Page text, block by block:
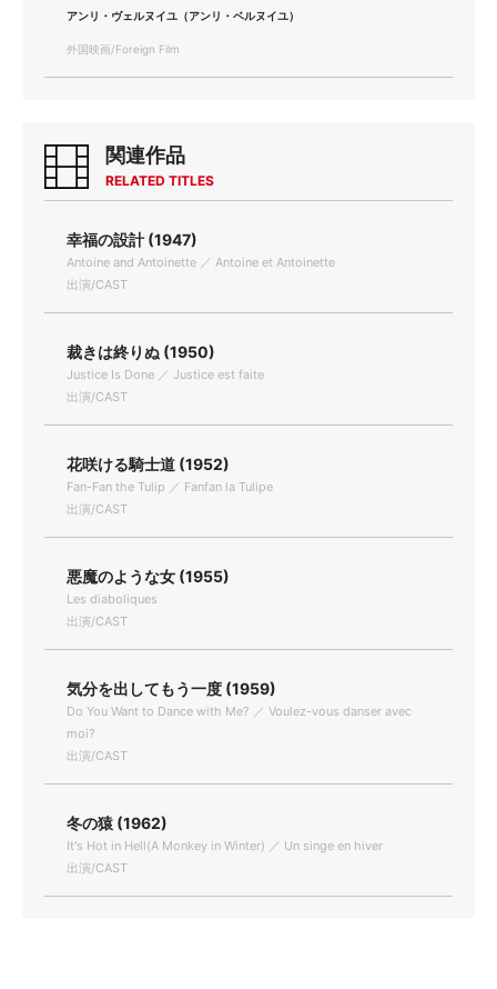
アンリ・ヴェルヌイユ（アンリ・ベルヌイユ）
外国映画/Foreign Film
関連作品
RELATED TITLES
幸福の設計 (1947)
Antoine and Antoinette ／ Antoine et Antoinette
出演/CAST
裁きは終りぬ (1950)
Justice Is Done ／ Justice est faite
出演/CAST
花咲ける騎士道 (1952)
Fan-Fan the Tulip ／ Fanfan la Tulipe
出演/CAST
悪魔のような女 (1955)
Les diaboliques
出演/CAST
気分を出してもう一度 (1959)
Do You Want to Dance with Me? ／ Voulez-vous danser avec
moi?
出演/CAST
冬の猿 (1962)
It's Hot in Hell(A Monkey in Winter) ／ Un singe en hiver
出演/CAST